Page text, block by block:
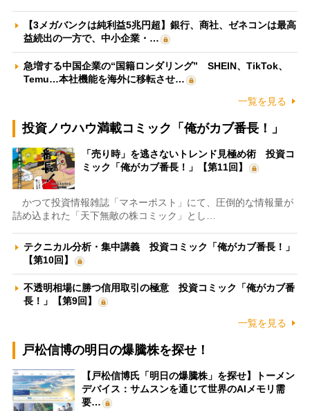
【3メガバンクは純利益5兆円超】銀行、商社、ゼネコンは最高
益続出の一方で、中小企業・…
急増する中国企業の“国籍ロンダリング” SHEIN、TikTok、
Temu…本社機能を海外に移転させ…
一覧を見る
投資ノウハウ満載コミック「俺がカブ番長！」
「売り時」を逃さないトレンド見極め術 投資コ
ミック「俺がカブ番長！」【第11回】
かつて投資情報雑誌「マネーポスト」にて、圧倒的な情報量が
詰め込まれた「天下無敵の株コミック」とし…
テクニカル分析・集中講義 投資コミック「俺がカブ番長！」
【第10回】
不透明相場に勝つ信用取引の極意 投資コミック「俺がカブ番
長！」【第9回】
一覧を見る
戸松信博の明日の爆騰株を探せ！
【戸松信博氏「明日の爆騰株」を探せ】トーメン
デバイス：サムスンを通じて世界のAIメモリ需
要…